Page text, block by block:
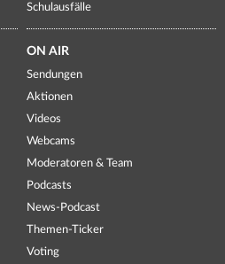
Schulausfälle
ON AIR
Sendungen
Aktionen
Videos
Webcams
Moderatoren & Team
Podcasts
News-Podcast
Themen-Ticker
Voting